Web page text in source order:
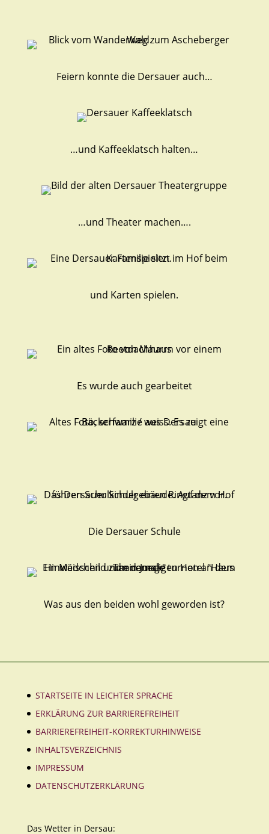
Feiern konnte die Dersauer auch…
…und Kaffeeklatsch halten…
…und Theater machen….
und Karten spielen.
Es wurde auch gearbeitet
Die Dersauer Schule
Was aus den beiden wohl geworden ist?
STARTSEITE IN LEICHTER SPRACHE
ERKLÄRUNG ZUR BARRIEREFREIHEIT
BARRIEREFREIHEIT-KORREKTURHINWEISE
INHALTSVERZEICHNIS
IMPRESSUM
DATENSCHUTZERKLÄRUNG
Das Wetter in Dersau: